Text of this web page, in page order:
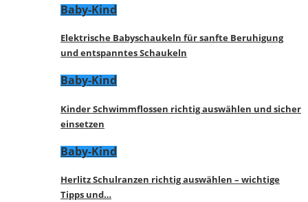
Baby-Kind
Elektrische Babyschaukeln für sanfte Beruhigung
und entspanntes Schaukeln
Baby-Kind
Kinder Schwimmflossen richtig auswählen und sicher
einsetzen
Baby-Kind
Herlitz Schulranzen richtig auswählen – wichtige
Tipps und…